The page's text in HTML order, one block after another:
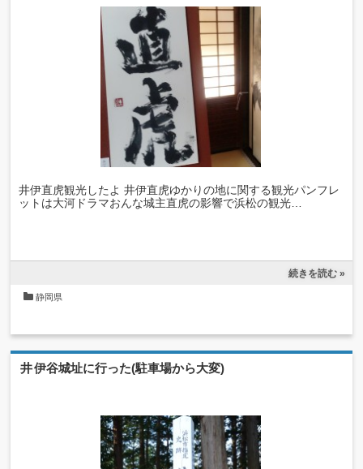
井伊直虎観光したよ 井伊直虎ゆかりの地に関する観光パンフレ
ットは大河ドラマおんな城主直虎の影響で浜松の観光…
続きを読む »
静岡県
井伊谷城址に行った(駐車場から大変)